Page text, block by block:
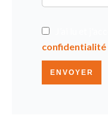
confidentialité
ENVOYER